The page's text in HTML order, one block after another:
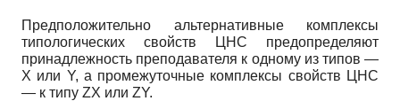
Предположительно альтернативные комплексы
типологических свойств ЦНС предопределяют
принадлежность преподавателя к одному из типов —
X или Y, а промежуточные комплексы свойств ЦНС
— к типу ZX или ZY.